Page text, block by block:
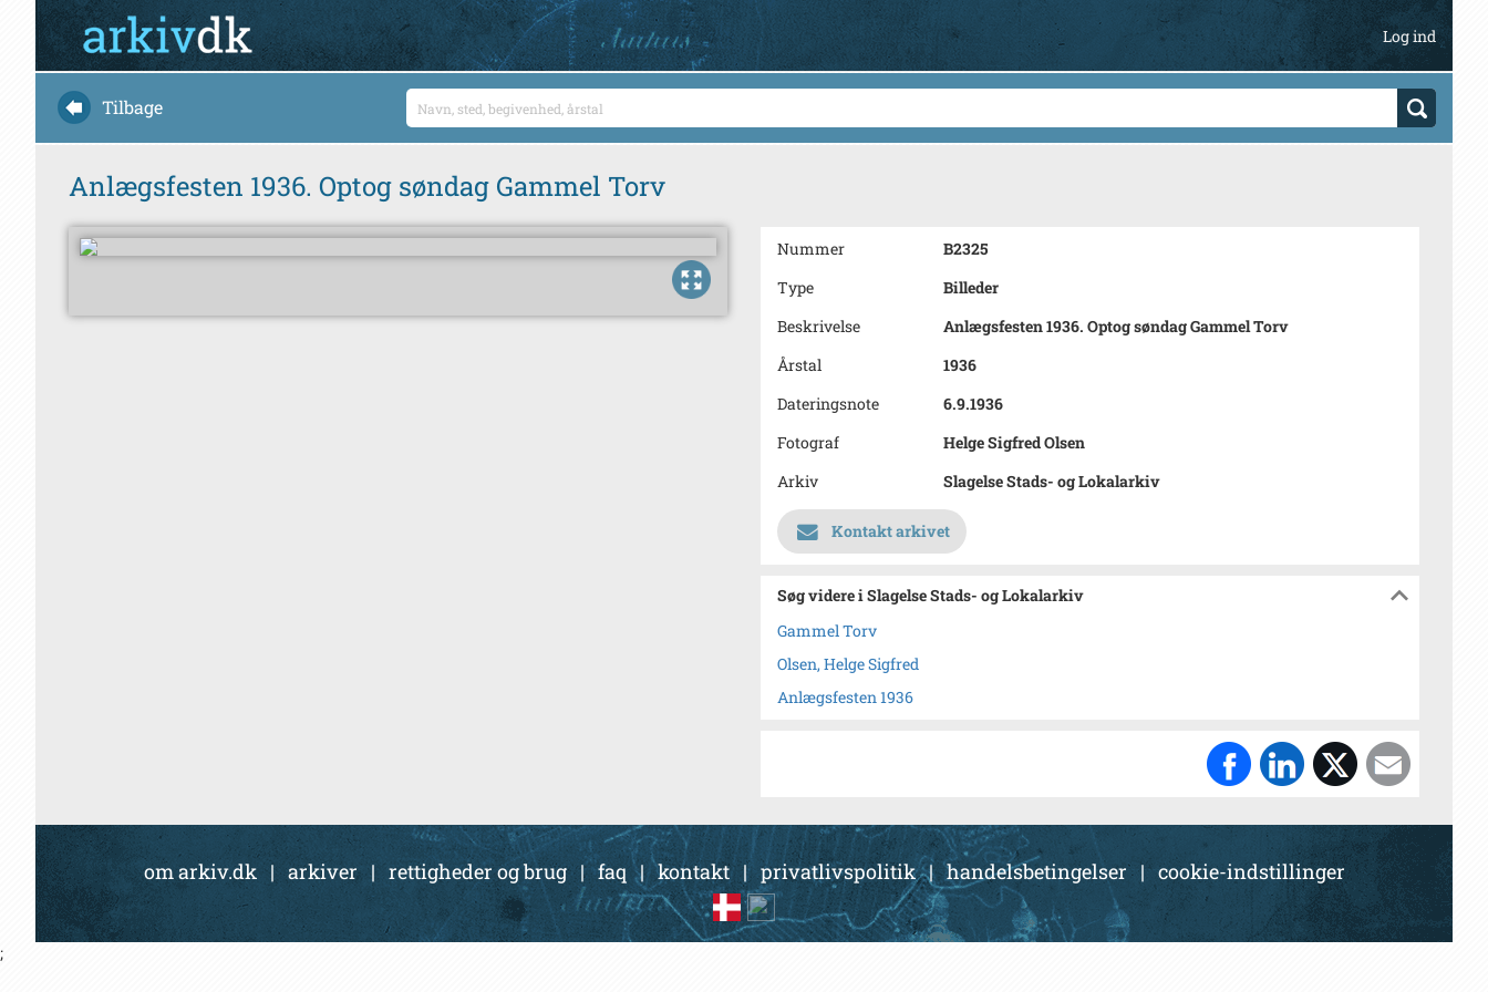
Log ind
Tilbage
Anlægsfesten 1936. Optog søndag Gammel Torv
Nummer
B2325
Type
Billeder
Beskrivelse
Anlægsfesten 1936. Optog søndag Gammel Torv
Årstal
1936
Dateringsnote
6.9.1936
Fotograf
Helge Sigfred Olsen
Arkiv
Slagelse Stads- og Lokalarkiv
Kontakt arkivet
Søg videre i Slagelse Stads- og Lokalarkiv
Gammel Torv
Olsen, Helge Sigfred
Anlægsfesten 1936
om arkiv.dk | arkiver| rettigheder og brug|faq |kontakt| privatlivspolitik|handelsbetingelser | cookie-indstillinger
;